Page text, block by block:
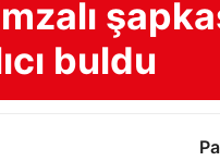
buldu